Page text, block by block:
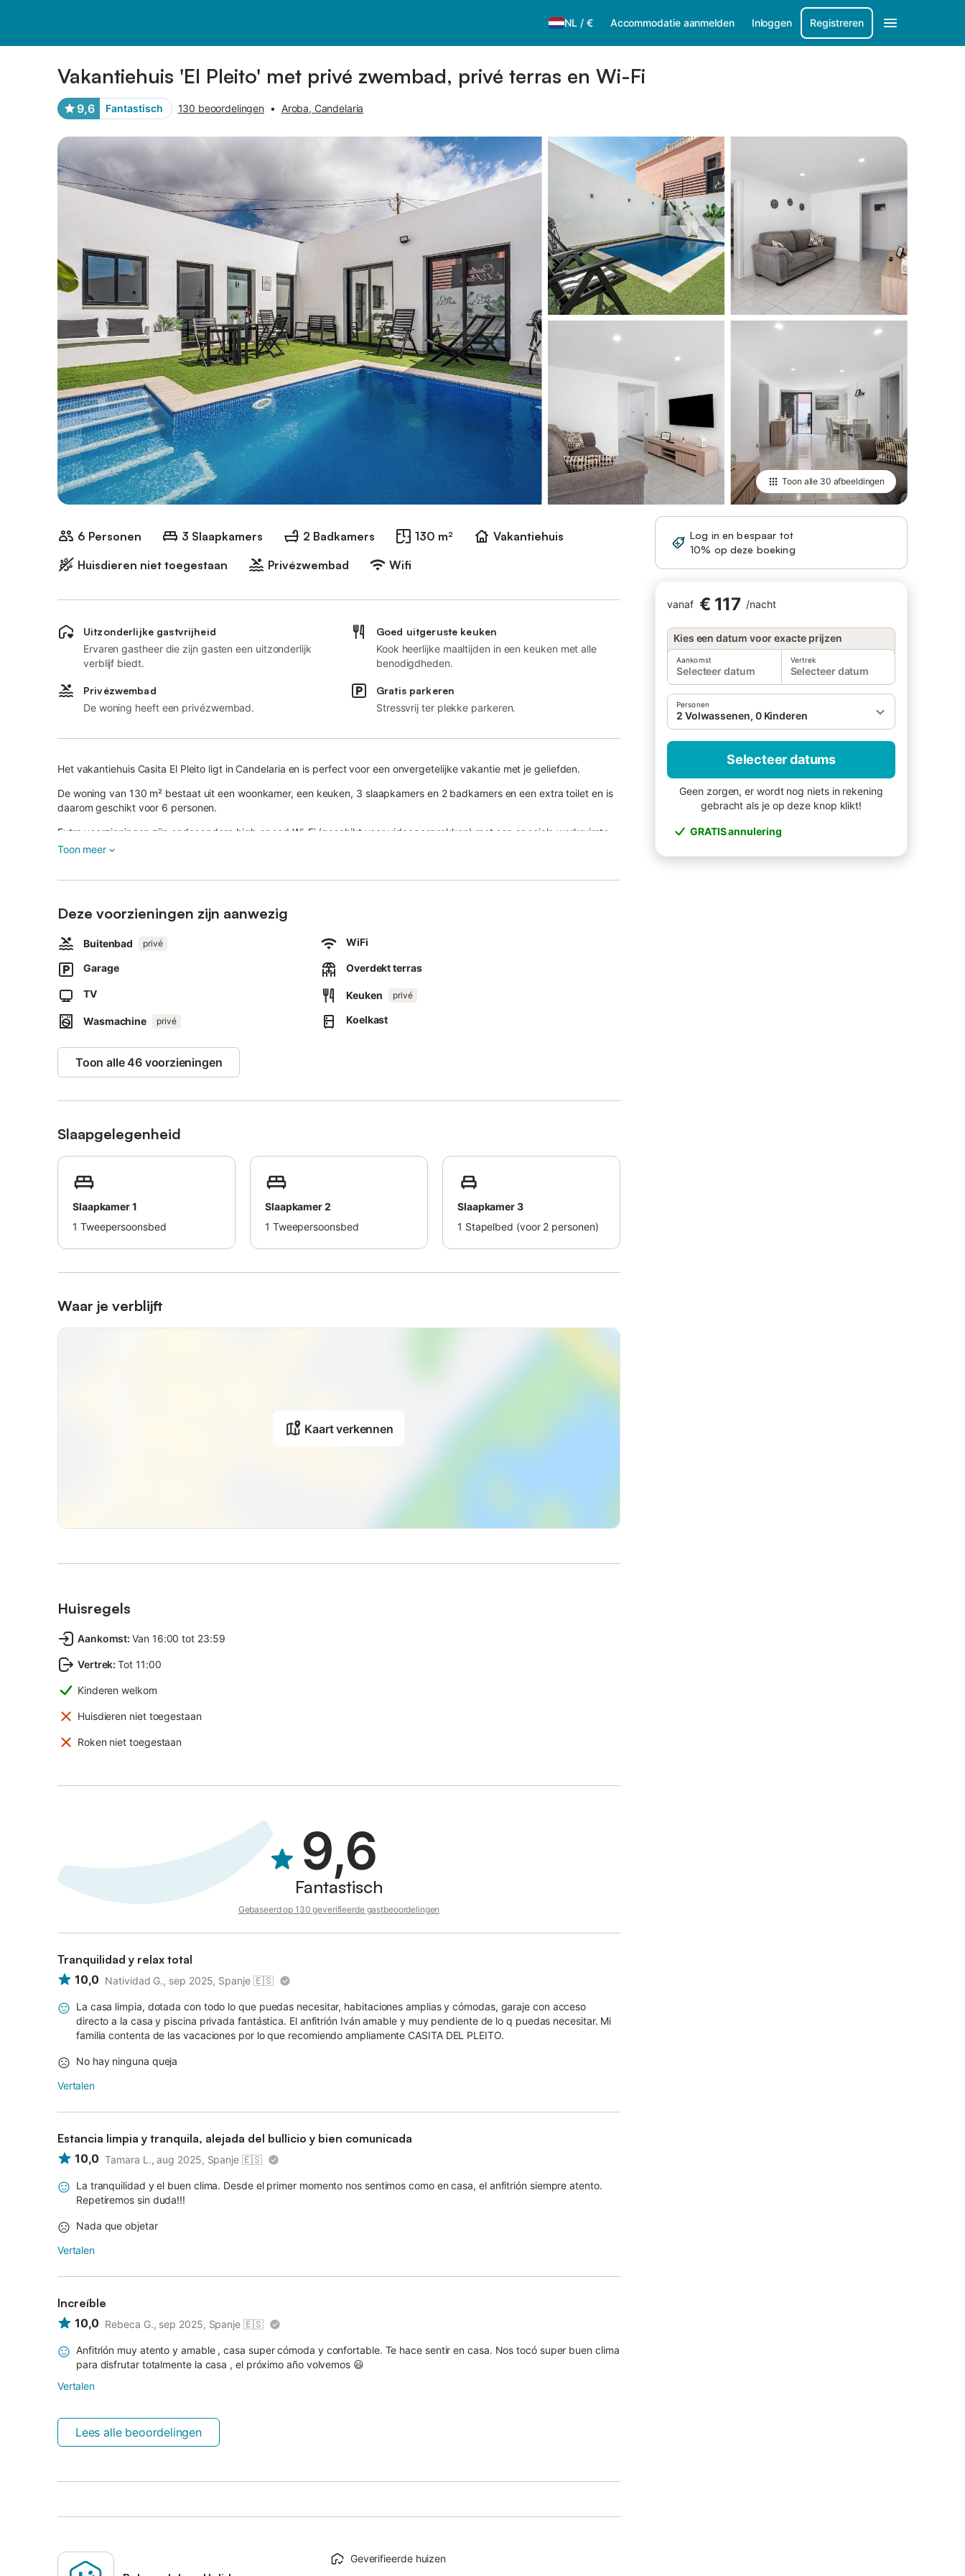
NL / € Accommodatie aanmelden Inloggen Registreren
Vakantiehuis 'El Pleito' met privé zwembad, privé terras en Wi-Fi
9,6 Fantastisch 130 beoordelingen • Aroba, Candelaria
Toon alle 30 afbeeldingen
6 Personen 3 Slaapkamers 2 Badkamers 130 m²
Vakantiehuis
Huisdieren niet toegestaan
Privézwembad Wifi
Log in en bespaar tot
10% op deze boeking
vanaf € 117 /nacht
Kies een datum voor exacte prijzen
Aankomst
Selecteer datum
Vertrek
Selecteer datum
Personen
2 Volwassenen, 0 Kinderen
Selecteer datums
Geen zorgen, er wordt nog niets in rekening
gebracht als je op deze knop klikt!
GRATIS annulering
Uitzonderlijke gastvrijheid
Ervaren gastheer die zijn gasten een uitzonderlijk
verblijf biedt.
Goed uitgeruste keuken
Kook heerlijke maaltijden in een keuken met alle
benodigdheden.
Privézwembad
De woning heeft een privézwembad.
Gratis parkeren
Stressvrij ter plekke parkeren.
Het vakantiehuis Casita El Pleito ligt in Candelaria en is perfect voor een onvergetelijke vakantie met je geliefden.
De woning van 130 m² bestaat uit een woonkamer, een keuken, 3 slaapkamers en 2 badkamers en een extra toilet en is
daarom geschikt voor 6 personen.
Extra voorzieningen zijn onder andere high-speed Wi-Fi (geschikt voor videogesprekken) met een speciale werkruimte
voor kantoor aan huis, een tv, een ventilator en een wasmachine.
Er is een parkeerplaats beschikbaar in een garage.
Airconditioning is niet beschikbaar.
In questa struttura sono attivi dispositivi per il risparmio di acqua e luce.
Toon meer
Deze voorzieningen zijn aanwezig
Buitenbad privé WiFi
Garage Overdekt terras
TV Keuken privé
Wasmachine privé Koelkast
Toon alle 46 voorzieningen
Slaapgelegenheid
Slaapkamer 1
1 Tweepersoonsbed
Slaapkamer 2
1 Tweepersoonsbed
Slaapkamer 3
1 Stapelbed (voor 2 personen)
Waar je verblijft
Kaart verkennen
Huisregels
Aankomst: Van 16:00 tot 23:59
Vertrek: Tot 11:00
Kinderen welkom
Huisdieren niet toegestaan
Roken niet toegestaan
9,6
Fantastisch
Gebaseerd op 130 geverifieerde gastbeoordelingen
Tranquilidad y relax total
10,0 Natividad G., sep 2025, Spanje 🇪🇸
La casa limpia, dotada con todo lo que puedas necesitar, habitaciones amplias y cómodas, garaje con acceso
directo a la casa y piscina privada fantástica. El anfitrión Iván amable y muy pendiente de lo q puedas necesitar. Mi
familia contenta de las vacaciones por lo que recomiendo ampliamente CASITA DEL PLEITO.
No hay ninguna queja
Vertalen
Estancia limpia y tranquila, alejada del bullicio y bien comunicada
10,0 Tamara L., aug 2025, Spanje 🇪🇸
La tranquilidad y el buen clima. Desde el primer momento nos sentimos como en casa, el anfitrión siempre atento.
Repetiremos sin duda!!!
Nada que objetar
Vertalen
Increíble
10,0 Rebeca G., sep 2025, Spanje 🇪🇸
Anfitrión muy atento y amable , casa super cómoda y confortable. Te hace sentir en casa. Nos tocó super buen clima
para disfrutar totalmente la casa , el próximo año volvemos 😃
Vertalen
Lees alle beoordelingen
Geverifieerde huizen